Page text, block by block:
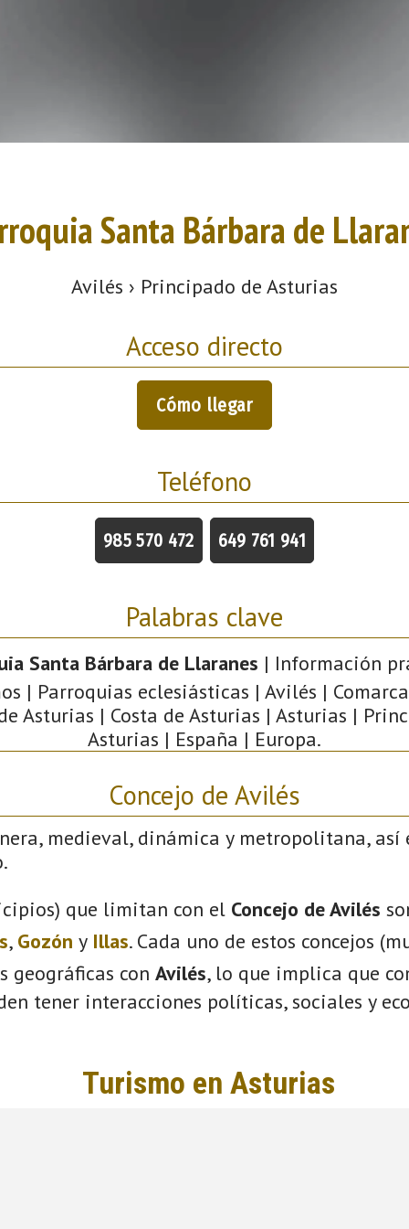
Santa Bárbara de
Avilés › Principado de Asturias
Acceso directo
Cómo llegar
Teléfono
985 570 472 649 761 941
Palabras clave
Santa Bárbara de Llaranes | Información
| Parroquias eclesiásticas | Avilés |
Asturias | Costa de Asturias | Asturias |
Asturias | España | Europa.
Concejo de Avilés
medieval, dinámica y metropolitana, así
que limitan con el Concejo de Avilés
, Gozón y Illas. Cada uno de estos concejos
geográficas con Avilés, lo que implica que
tener interacciones políticas, sociales y